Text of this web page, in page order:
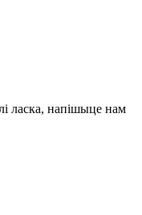
ласка, напішыце нам